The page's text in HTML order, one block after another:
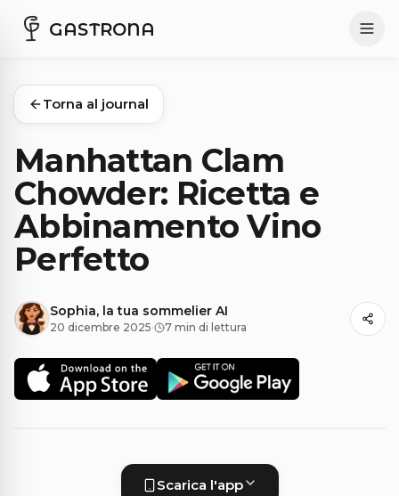
GASTRONA
Torna al journal
Manhattan Clam
Chowder: Ricetta e
Abbinamento Vino
Perfetto
Sophia, la tua sommelier AI
20 dicembre 2025· 7 min di lettura
Scarica l'app